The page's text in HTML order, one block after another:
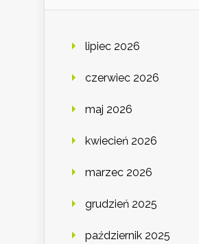
lipiec 2026
czerwiec 2026
maj 2026
kwiecień 2026
marzec 2026
grudzień 2025
październik 2025